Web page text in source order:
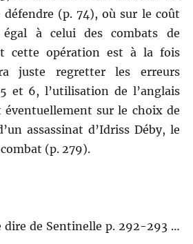
(p. 74), où sur le coût
à celui des combats de
cette opération est à la fois
juste regretter les erreurs
et 6, l’utilisation de l’anglais
sur le choix de
assassinat d’Idriss Déby, le
(p. 279).
dire de Sentinelle p. 292-293 …